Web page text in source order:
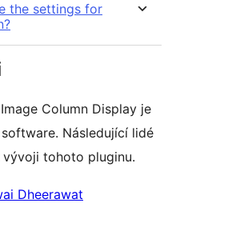
the settings for
Column Display je
Následující lidé
tohoto pluginu.
Dheerawat